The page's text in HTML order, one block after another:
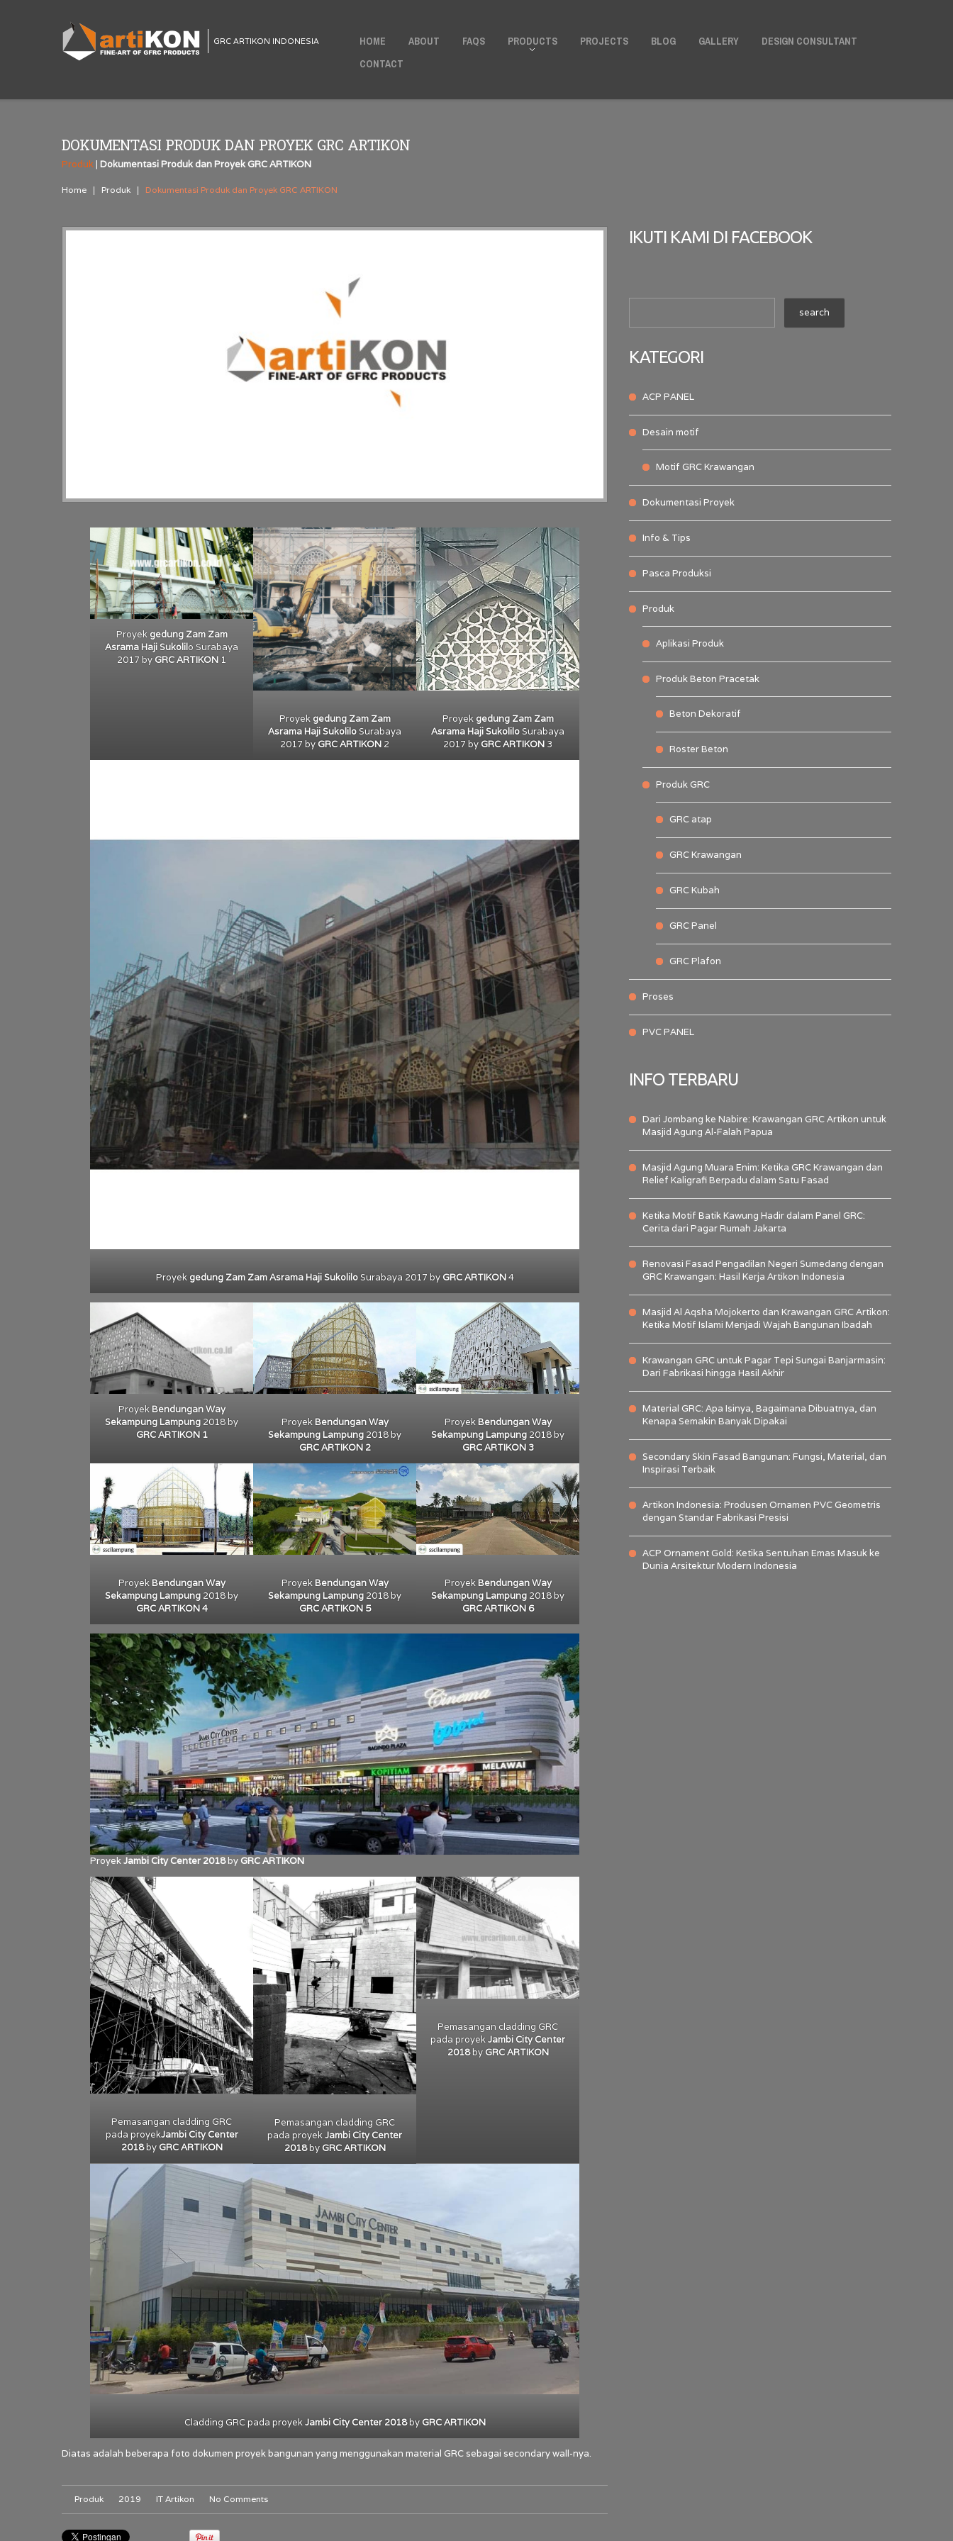
GRC ARTIKON INDONESIA HOME ABOUT FAQS PRODUCTS PROJECTS BLOG GALLERY
DESIGN CONSULTANT
CONTACT
DOKUMENTASI PRODUK DAN PROYEK GRC ARTIKON
Produk| Dokumentasi Produk dan Proyek GRC ARTIKON
Home Produk Dokumentasi Produk dan Proyek GRC ARTIKON
Proyek gedung Zam Zam
Asrama Haji Sukolilo Surabaya
2017 by GRC ARTIKON 1
Proyek gedung Zam Zam
Asrama Haji Sukolilo Surabaya
2017 by GRC ARTIKON 2
Proyek gedung Zam Zam
Asrama Haji Sukolilo Surabaya
2017 by GRC ARTIKON 3
Proyek gedung Zam Zam Asrama Haji Sukolilo Surabaya 2017 by GRC ARTIKON4
Proyek Bendungan Way
Sekampung Lampung 2018 by
GRC ARTIKON 1
Proyek Bendungan Way
Sekampung Lampung 2018 by
GRC ARTIKON 2
Proyek Bendungan Way
Sekampung Lampung 2018 by
GRC ARTIKON 3
Proyek Bendungan Way
Sekampung Lampung 2018 by
GRC ARTIKON 4
Proyek Bendungan Way
Sekampung Lampung 2018 by
GRC ARTIKON 5
Proyek Bendungan Way
Sekampung Lampung 2018 by
GRC ARTIKON 6
ProyekJambi City Center 2018by GRC ARTIKON
Pemasangan cladding GRC
pada proyekJambi City Center
2018by GRC ARTIKON
Pemasangan cladding GRC
pada proyekJambi City Center
2018by GRC ARTIKON
Pemasangan cladding GRC
pada proyekJambi City Center
2018by GRC ARTIKON
Cladding GRC pada proyekJambi City Center 2018by GRC ARTIKON
Diatas adalah beberapa foto dokumen proyek bangunan yang menggunakan material GRC sebagai secondary wall-nya.
Produk 2019 IT Artikon No Comments
IKUTI KAMI DI FACEBOOK
KATEGORI
ACP PANEL
Desain motif
Motif GRC Krawangan
Dokumentasi Proyek
Info & Tips
Pasca Produksi
Produk
Aplikasi Produk
Produk Beton Pracetak
Beton Dekoratif
Roster Beton
Produk GRC
GRC atap
GRC Krawangan
GRC Kubah
GRC Panel
GRC Plafon
Proses
PVC PANEL
INFO TERBARU
Dari Jombang ke Nabire: Krawangan GRC Artikon untuk
Masjid Agung Al-Falah Papua
Masjid Agung Muara Enim: Ketika GRC Krawangan dan
Relief Kaligrafi Berpadu dalam Satu Fasad
Ketika Motif Batik Kawung Hadir dalam Panel GRC:
Cerita dari Pagar Rumah Jakarta
Renovasi Fasad Pengadilan Negeri Sumedang dengan
GRC Krawangan: Hasil Kerja Artikon Indonesia
Masjid Al Aqsha Mojokerto dan Krawangan GRC Artikon:
Ketika Motif Islami Menjadi Wajah Bangunan Ibadah
Krawangan GRC untuk Pagar Tepi Sungai Banjarmasin:
Dari Fabrikasi hingga Hasil Akhir
Material GRC: Apa Isinya, Bagaimana Dibuatnya, dan
Kenapa Semakin Banyak Dipakai
Secondary Skin Fasad Bangunan: Fungsi, Material, dan
Inspirasi Terbaik
Artikon Indonesia: Produsen Ornamen PVC Geometris
dengan Standar Fabrikasi Presisi
ACP Ornament Gold: Ketika Sentuhan Emas Masuk ke
Dunia Arsitektur Modern Indonesia